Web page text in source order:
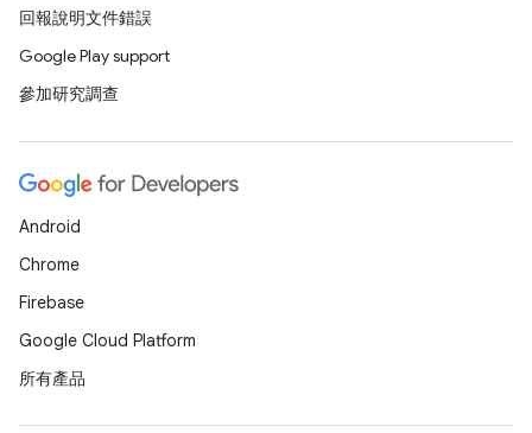
回報說明文件錯誤
Google Play support
參加研究調查
Android
Chrome
Firebase
Google Cloud Platform
所有產品